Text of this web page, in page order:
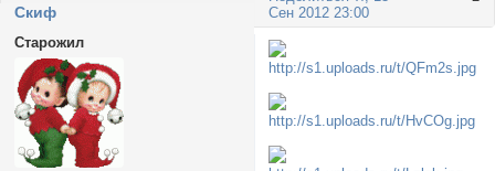
Сен 2012 23:00
Cкиф
Старожил